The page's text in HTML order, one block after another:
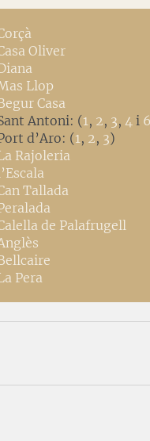
Oliver
Llop
Casa
Antoni: (1, 2, 3, 4i 6
d’Aro: (1, 2, 3)
Rajoleria
Tallada
de Palafrugell
Pera